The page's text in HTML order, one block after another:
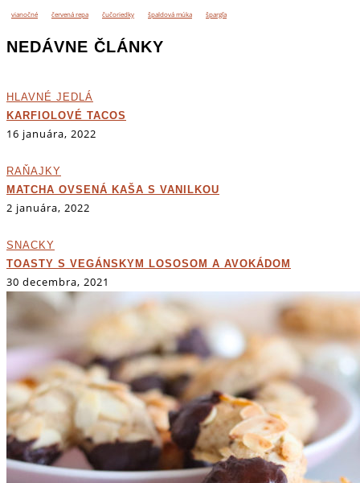
vianočné červená repa čučoriedky špaldová múka špargľa
NEDÁVNE ČLÁNKY
HLAVNÉ JEDLÁ
KARFIOLOVÉ TACOS
16 januára, 2022
RAŇAJKY
MATCHA OVSENÁ KAŠA S VANILKOU
2 januára, 2022
SNACKY
TOASTY S VEGÁNSKYM LOSOSOM A AVOKÁDOM
30 decembra, 2021